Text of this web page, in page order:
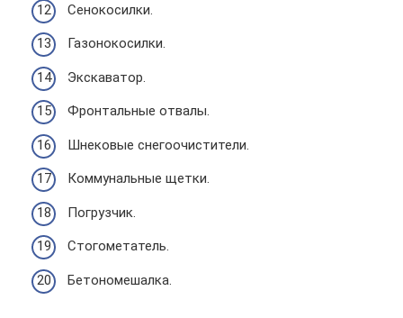
Сенокосилки.
Газонокосилки.
Экскаватор.
Фронтальные отвалы.
Шнековые снегоочистители.
Коммунальные щетки.
Погрузчик.
Стогометатель.
Бетономешалка.